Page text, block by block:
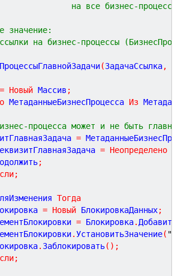
на все бизнес-процессы,
значение:
на бизнес-процессы
(ЗадачаСсылка,
= Новый Массив ;
МетаданныеБизнесПроцесса Из
процесса может и не быть
=
= Неопределено
;
;
Тогда
= Новый БлокировкаДанных;
ЭлементБлокировки
= Блокировка. Добавить
ЭлементБлокировки
.УстановитьЗначение(
. Заблокировать( ) ;
;